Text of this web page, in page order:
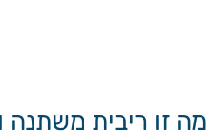
מה זו ריבית משתנה